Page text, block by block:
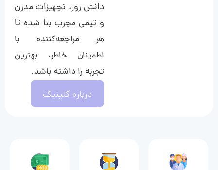
دانش روز، تجهیزات مدرن
و تیمی مجرب بنا شده تا
هر مراجعه‌کننده با
اطمینان خاطر، بهترین
تجربه را داشته باشد.
درباره کلینیک